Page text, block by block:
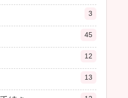
3
45
12
13